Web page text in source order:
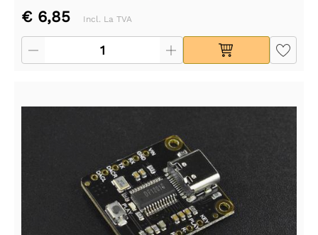
€ 6,85 Incl. La TVA